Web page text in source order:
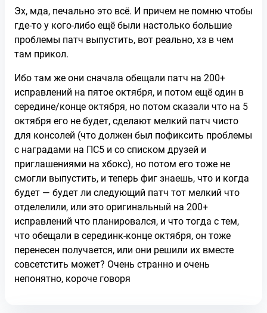
Эх, мда, печально это всё. И причем не помню чтобы
где-то у кого-либо ещё были настолько большие
проблемы патч выпустить, вот реально, хз в чем
там прикол.
Ибо там же они сначала обещали патч на 200+
исправлений на пятое октября, и потом ещё один в
середине/конце октября, но потом сказали что на 5
октября его не будет, сделают мелкий патч чисто
для консолей (что должен был пофиксить проблемы
с наградами на ПС5 и со списком друзей и
приглашениями на хбокс), но потом его тоже не
смогли выпустить, и теперь фиг знаешь, что и когда
будет — будет ли следующий патч тот мелкий что
отделелили, или это оригинальный на 200+
исправлений что планировался, и что тогда с тем,
что обещали в серединк-конце октября, он тоже
перенесен получается, или они решили их вместе
совсетстить может? Очень странно и очень
непонятно, короче говоря